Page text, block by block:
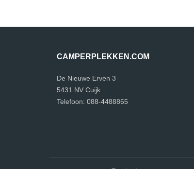
CAMPERPLEKKEN.COM
De Nieuwe Erven 3
5431 NV Cuijk
Telefoon: 088-4488865